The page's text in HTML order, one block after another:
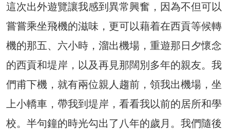
這次出外遊覽讓我感到異常興奮，因為不但可以
嘗嘗乘坐飛機的滋味，更可以藉着在西貢等候轉
機的那五、六小時，溜出機場，重遊那日夕懷念
的西貢和堤岸，以及再見那闊別多年的親友。我
們甫下機，就有兩位親人趨前，領我出機場，坐
上小轎車，帶我到堤岸，看看我以前的居所和學
校。半句鐘的時光勾出了八年的歲月。我們隨後